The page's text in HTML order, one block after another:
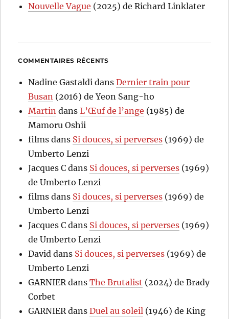
Nouvelle Vague (2025) de Richard Linklater
COMMENTAIRES RÉCENTS
Nadine Gastaldi dansDernier train pour
Busan (2016) de Yeon Sang-ho
Martin dansL’Œuf de l’ange (1985) de
Mamoru Oshii
films dans Si douces, si perverses (1969) de
Umberto Lenzi
Jacques C dans Si douces, si perverses (1969)
de Umberto Lenzi
films dans Si douces, si perverses (1969) de
Umberto Lenzi
Jacques C dans Si douces, si perverses (1969)
de Umberto Lenzi
David dans Si douces, si perverses (1969) de
Umberto Lenzi
GARNIER dansThe Brutalist (2024) de Brady
Corbet
GARNIER dansDuel au soleil (1946) de King